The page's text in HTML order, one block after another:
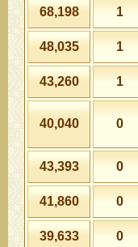
1
68,198
1
48,035
1
43,260
0
40,040
0
43,393
0
41,860
0
39,633